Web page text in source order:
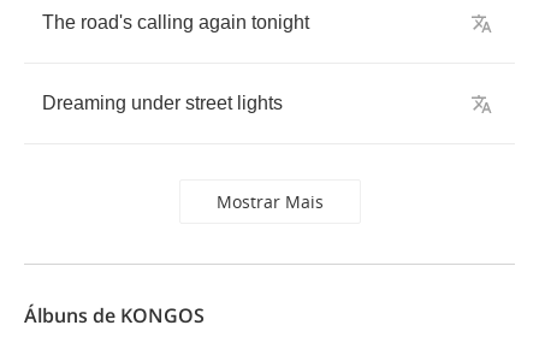
The road's calling again tonight
Dreaming under street lights
Mostrar Mais
Álbuns de KONGOS